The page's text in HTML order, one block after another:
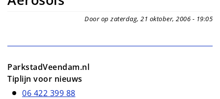
inhoud
Door op zaterdag, 21 oktober, 2006 - 19:05
ParkstadVeendam.nl
Tiplijn voor nieuws
06 422 399 88